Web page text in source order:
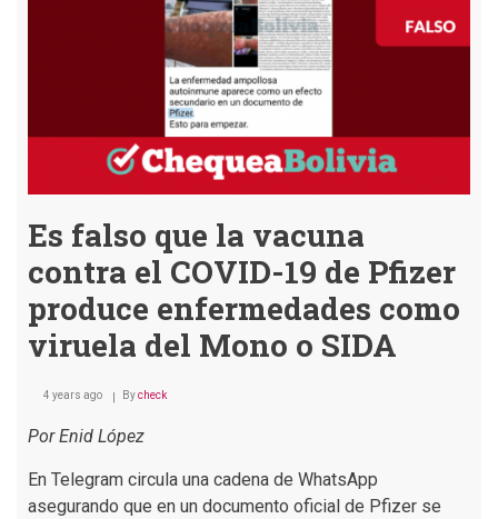
avanza
la
vacunación
en
Bolivia
y
limítrofes?
Es falso que la vacuna
contra el COVID-19 de Pfizer
produce enfermedades como
viruela del Mono o SIDA
4 years ago Bycheck
Por Enid López
En Telegram circula una cadena de WhatsApp
asegurando que en un documento oficial de Pfizer se